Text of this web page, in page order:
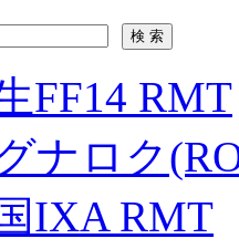
FF14 RMT
ナロク
IXA RMT